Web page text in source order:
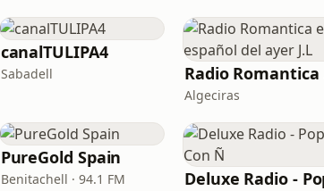
canalTULIPA4
Sabadell
Algeciras
PureGold Spain
Benitachell · 94.1 FM